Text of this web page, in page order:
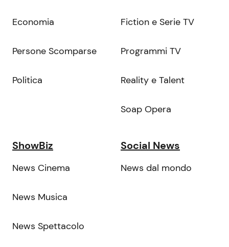
Economia
Persone Scomparse
Politica
Fiction e Serie TV
Programmi TV
Reality e Talent
Soap Opera
ShowBiz
News Cinema
News Musica
News Spettacolo
Social News
News dal mondo